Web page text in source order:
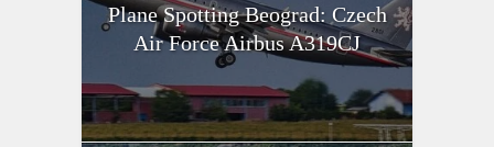
Plane Spotting Beograd: Czech
Air Force Airbus A319CJ